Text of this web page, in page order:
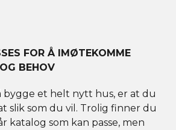
FOR Å IMØTEKOMME
BEHOV
bygge et helt nytt hus, er at du
slik som du vil. Trolig finner du
katalog som kan passe, men